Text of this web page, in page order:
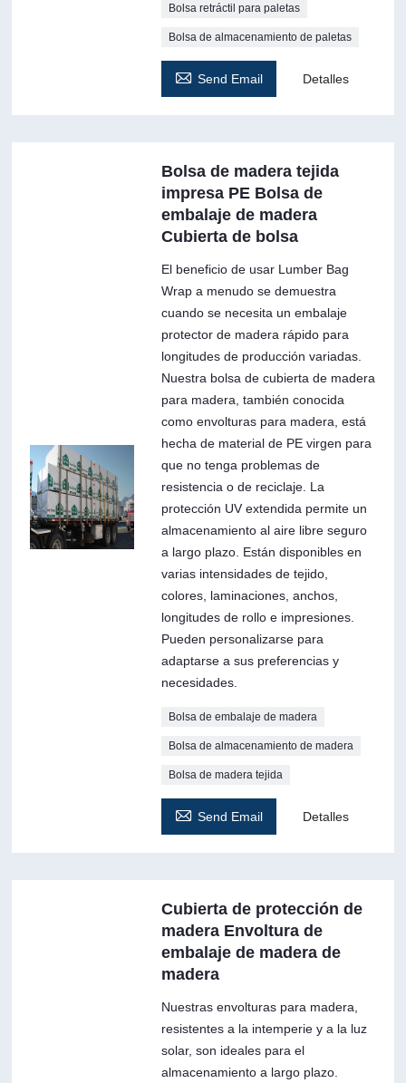
Bolsa retráctil para paletas
Bolsa de almacenamiento de paletas
 Send Email Detalles
Bolsa de madera tejida
impresa PE Bolsa de
embalaje de madera
Cubierta de bolsa
El beneficio de usar Lumber Bag
Wrap a menudo se demuestra
cuando se necesita un embalaje
protector de madera rápido para
longitudes de producción variadas.
Nuestra bolsa de cubierta de madera
para madera, también conocida
como envolturas para madera, está
hecha de material de PE virgen para
que no tenga problemas de
resistencia o de reciclaje. La
protección UV extendida permite un
almacenamiento al aire libre seguro
a largo plazo. Están disponibles en
varias intensidades de tejido,
colores, laminaciones, anchos,
longitudes de rollo e impresiones.
Pueden personalizarse para
adaptarse a sus preferencias y
necesidades.
Bolsa de embalaje de madera
Bolsa de almacenamiento de madera
Bolsa de madera tejida
 Send Email Detalles
Cubierta de protección de
madera Envoltura de
embalaje de madera de
madera
Nuestras envolturas para madera,
resistentes a la intemperie y a la luz
solar, son ideales para el
almacenamiento a largo plazo.